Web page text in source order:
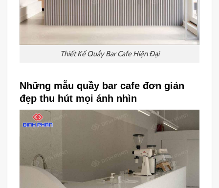
Thiết Kế Quầy Bar Cafe Hiện Đại
Những mẫu quầy bar cafe đơn giản
đẹp thu hút mọi ánh nhìn